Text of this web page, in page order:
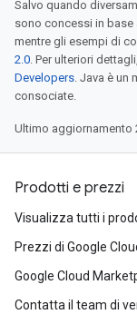
Salvo quando
sono concessi in base
mentre gli esempi di
2.0 . Per ulteriori
Developers . Java è
consociate.
Ultimo aggiornamento
Prodotti e prezzi
Visualizza tutti i
Prezzi di Google
Google Cloud
Contatta il team di